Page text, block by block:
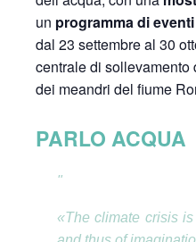
un programma di
dal 23 settembre al 30
centrale di sollevamento
dei meandri del fiume
PARLO ACQUA
«The climate crisis